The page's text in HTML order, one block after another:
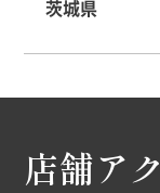
茨城県
店舗ア